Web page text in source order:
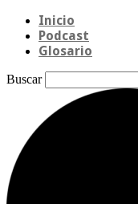
Inicio
Podcast
Glosario
Buscar